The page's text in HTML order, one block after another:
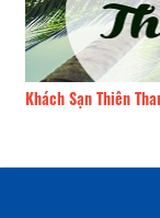
Khách Sạn Thiên